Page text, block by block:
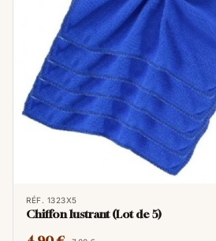
RÉF. 1323X5
Chiffon lustrant (Lot de 5)